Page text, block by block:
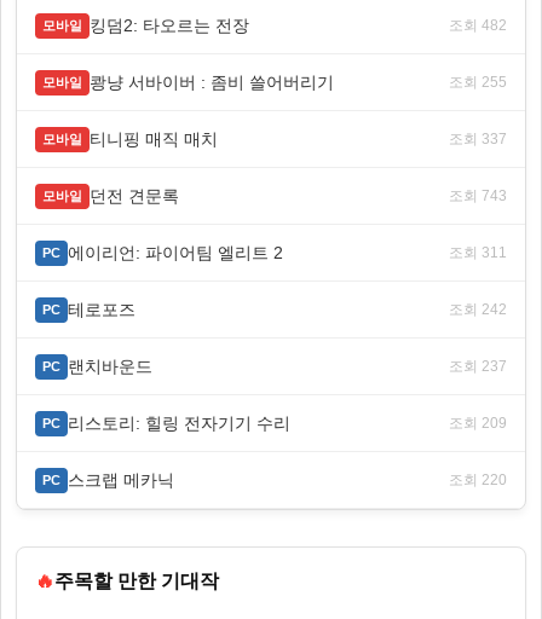
모바일 킹덤2: 타오르는 전장 조회 482
모바일 쾅냥 서바이버 : 좀비 쓸어버리기 조회 255
모바일 티니핑 매직 매치 조회 337
모바일 던전 견문록 조회 743
PC 에이리언: 파이어팀 엘리트 2 조회 311
PC 테로포즈 조회 242
PC 랜치바운드 조회 237
PC 리스토리: 힐링 전자기기 수리 조회 209
PC 스크랩 메카닉 조회 220
🔥주목할 만한 기대작